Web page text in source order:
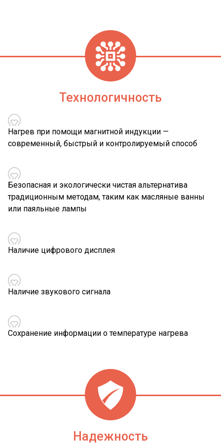
Технологичность
Нагрев при помощи магнитной индукции —
современный, быстрый и контролируемый способ
Безопасная и экологически чистая альтернатива
традиционным методам, таким как масляные ванны
или паяльные лампы
Наличие цифрового дисплея
Наличие звукового сигнала
Сохранение информации о температуре нагрева
Надежность